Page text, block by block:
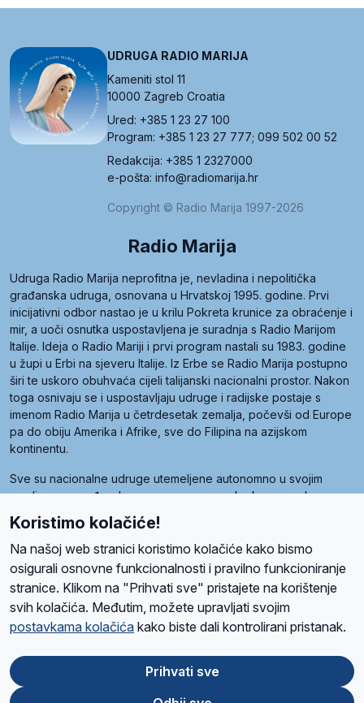
UDRUGA RADIO MARIJA
Kameniti stol 11
10000 Zagreb Croatia
Ured: +385 1 23 27 100
Program: +385 1 23 27 777; 099 502 00 52
Redakcija: +385 1 2327000
e-pošta: info@radiomarija.hr
Copyright © Radio Marija 1997-2026
Radio Marija
Udruga Radio Marija neprofitna je, nevladina i nepolitička
građanska udruga, osnovana u Hrvatskoj 1995. godine. Prvi
inicijativni odbor nastao je u krilu Pokreta krunice za obraćenje i
mir, a uoči osnutka uspostavljena je suradnja s Radio Marijom
Italije. Ideja o Radio Mariji i prvi program nastali su 1983. godine
u župi u Erbi na sjeveru Italije. Iz Erbe se Radio Marija postupno
širi te uskoro obuhvaća cijeli talijanski nacionalni prostor. Nakon
toga osnivaju se i uspostavljaju udruge i radijske postaje s
imenom Radio Marija u četrdesetak zemalja, počevši od Europe
pa do obiju Amerika i Afrike, sve do Filipina na azijskom
kontinentu.
Sve su nacionalne udruge utemeljene autonomno u svojim
zemljama, a međusobna su povezane preko krovne udruge
pod nazivom Svjetska obitelj Radio Marije (World Family of
Radio Maria). Svjetsku obitelj utemeljilo je sedam članica, među
kojima je i hrvatska Udruga Radio Marija.
O namaRadio ProgramVolonteriPrijateljiKontaktPravila privatnosti
Ova stranica je zaštićena Google reCAPTCHA sustavom
Koristimo kolačiće!
Na našoj web stranici koristimo kolačiće kako bismo
osigurali osnovne funkcionalnosti i pravilno funkcioniranje
stranice. Klikom na "Prihvati sve" pristajete na korištenje
svih kolačića. Međutim, možete upravljati svojim
postavkama kolačića kako biste dali kontrolirani pristanak.
Prihvati sve